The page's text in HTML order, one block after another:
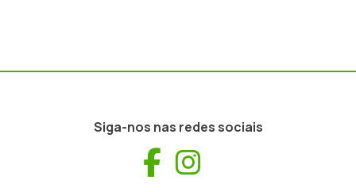
Siga-nos nas redes sociais
Facebook